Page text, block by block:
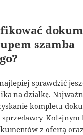
szamba
sprawdzić
na działkę.
kompletu
z ofertą oraz